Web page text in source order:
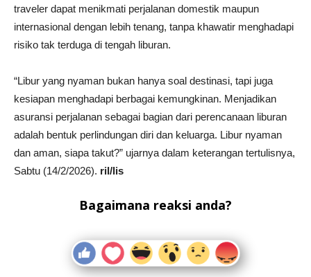
traveler dapat menikmati perjalanan domestik maupun
internasional dengan lebih tenang, tanpa khawatir menghadapi
risiko tak terduga di tengah liburan.
“Libur yang nyaman bukan hanya soal destinasi, tapi juga
kesiapan menghadapi berbagai kemungkinan. Menjadikan
asuransi perjalanan sebagai bagian dari perencanaan liburan
adalah bentuk perlindungan diri dan keluarga. Libur nyaman
dan aman, siapa takut?” ujarnya dalam keterangan tertulisnya,
Sabtu (14/2/2026). ril/lis
Bagaimana reaksi anda?